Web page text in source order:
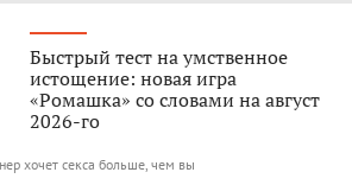
Быстрый тест на умственное
истощение: новая игра
«Ромашка» со словами на август
2026-го
хочет секса больше, чем вы